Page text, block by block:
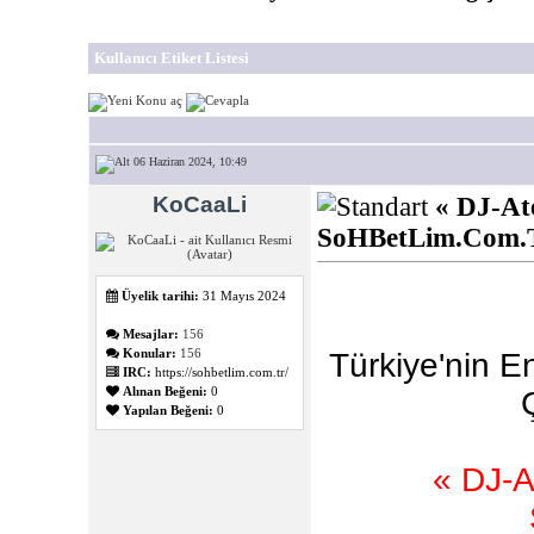
Kullanıcı Etiket Listesi
06 Haziran 2024, 10:49
KoCaaLi
Üyelik tarihi: 31 Mayıs 2024
Mesajlar: 156
Konular: 156
IRC: https://sohbetlim.com.tr/
Alınan Beğeni: 0
Yapılan Beğeni: 0
« DJ-
Türkiye'nin
« DJ-